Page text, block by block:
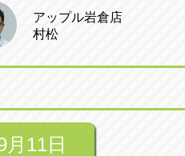
059-331-
三重
市午起3丁目1番3
アップル岩倉店
村松
月11日